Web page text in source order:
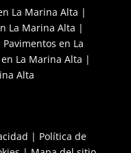
La Marina Alta |
La Marina Alta |
Pavimentos en La
La Marina Alta |
Alta
| Política de